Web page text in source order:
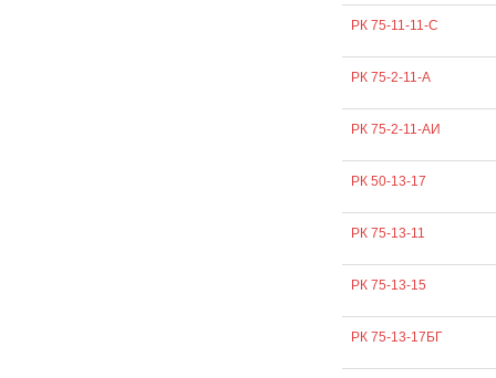
РК 75-11-11-С
РК 75-2-11-А
РК 75-2-11-АИ
РК 50-13-17
РК 75-13-11
РК 75-13-15
РК 75-13-17БГ